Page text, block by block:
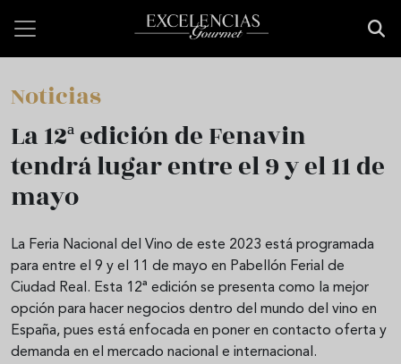
Noticias
La 12ª edición de Fenavin
tendrá lugar entre el 9 y el 11 de
mayo
La Feria Nacional del Vino de este 2023 está programada
para entre el 9 y el 11 de mayo en Pabellón Ferial de
Ciudad Real. Esta 12ª edición se presenta como la mejor
opción para hacer negocios dentro del mundo del vino en
España, pues está enfocada en poner en contacto oferta y
demanda en el mercado nacional e internacional.